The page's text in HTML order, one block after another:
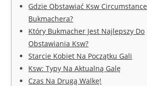
Gdzie Obstawiać Ksw Circumstance
Bukmachera?
Który Bukmacher Jest Najlepszy Do
Obstawiania Ksw?
Starcie Kobiet Na Początku Gali
Ksw: Typy Na Aktualną Galę
Czas Na Drugą Walkę!